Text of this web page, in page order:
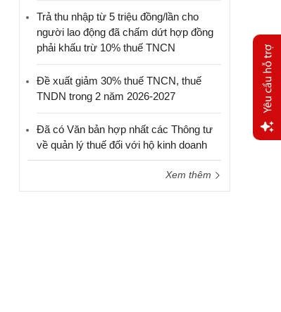
Trả thu nhập từ 5 triệu đồng/lần cho
người lao động đã chấm dứt hợp đồng
phải khấu trừ 10% thuế TNCN
Đề xuất giảm 30% thuế TNCN, thuế
TNDN trong 2 năm 2026-2027
Đã có Văn bản hợp nhất các Thông tư
về quản lý thuế đối với hộ kinh doanh
Xem thêm